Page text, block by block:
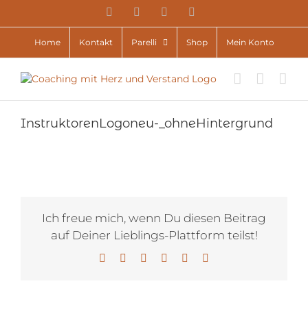
YouTubeFacebookInstagram
Home Kontakt Parelli Shop Mein Konto
InstruktorenLogoneu-_ohneHintergrund
Ich freue mich, wenn Du diesen Beitrag
auf Deiner Lieblings-Plattform teilst!
Facebook LinkedInWhatsApp
Pinterest